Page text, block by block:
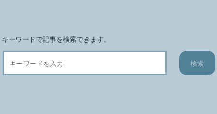
キーワードで記事を検索できます。